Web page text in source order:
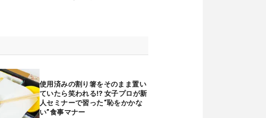
使用済みの割り箸をそのまま置い
ていたら笑われる⁉ 女子プロが新
人セミナーで習った“恥をかかな
い”食事マナー